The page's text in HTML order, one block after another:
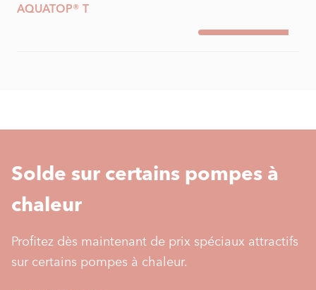
AQUATOP® T
Solde sur certains pompes à
chaleur
Profitez dès maintenant de prix spéciaux attractifs
sur certains pompes à chaleur.